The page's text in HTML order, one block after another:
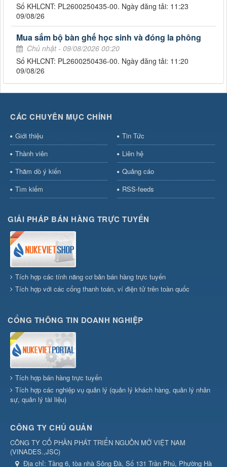
Số KHLCNT: PL2600250435-00. Ngày đăng tải: 11:23
09/08/26
Mua sắm bộ bàn ghế học sinh và đóng la phông
Chủ nhật - 09/08/2026 00:20
Số KHLCNT: PL2600250436-00. Ngày đăng tải: 11:20
09/08/26
CÁC CHUYÊN MỤC CHÍNH
Giới thiệu
Tin Tức
Thành viên
Liên hệ
Thăm dò ý kiến
Quảng cáo
Tìm kiếm
RSS-feeds
GIẢI PHÁP BÁN HÀNG TRỰC TUYẾN
Tích hợp các tính năng cơ bản bán hàng trực tuyến
Tích hợp với các cổng thanh toán, ví điện tử trên toàn quốc
CỔNG THÔNG TIN DOANH NGHIỆP
Tích hợp bán hàng trực tuyến
Tích hợp các nghiệp vụ quản lý (quản lý khách hàng, quản lý nhân
sự, quản lý tài liệu)
CÔNG TY CHỦ QUẢN
CÔNG TY CỔ PHẦN PHÁT TRIỂN NGUỒN MỞ VIỆT NAM
(VINADES.,JSC)
Địa chỉ: Tầng 6, tòa nhà Sông Đà, Số 131 Trần Phú, Phường Hà